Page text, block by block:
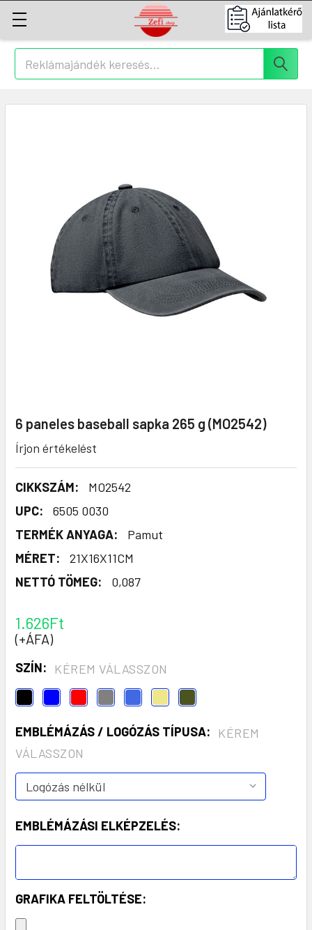
Keresés
6 paneles baseball sapka 265 g (MO2542)
Írjon értékelést
CIKKSZÁM:
MO2542
UPC:
6505 0030
TERMÉK ANYAGA:
Pamut
MÉRET:
21X16X11CM
NETTÓ TÖMEG:
0,087
1.626Ft
(+ÁFA)
SZÍN: KÉREM VÁLASSZON
EMBLÉMÁZÁS / LOGÓZÁS TÍPUSA:
KÉREM
VÁLASSZON
EMBLÉMÁZÁSI ELKÉPZELÉS:
GRAFIKA FELTÖLTÉSE: